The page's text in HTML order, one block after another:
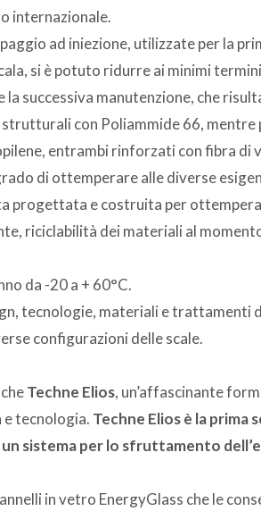
internazionale.
ad iniezione, utilizzate per la
si è potuto ridurre ai minimi
successiva manutenzione, che
con Poliammide 66, mentre
entrambi rinforzati con fibra di
di ottemperare alle diverse
progettata e costruita per
riciclabilità dei materiali al
da -20 a + 60°C.
tecnologie, materiali e trattamenti
configurazioni delle scale.
Techne Elios, un’affascinante
e tecnologia. Techne Elios è la prima
sistema per lo sfruttamento
in vetro EnergyGlass che le